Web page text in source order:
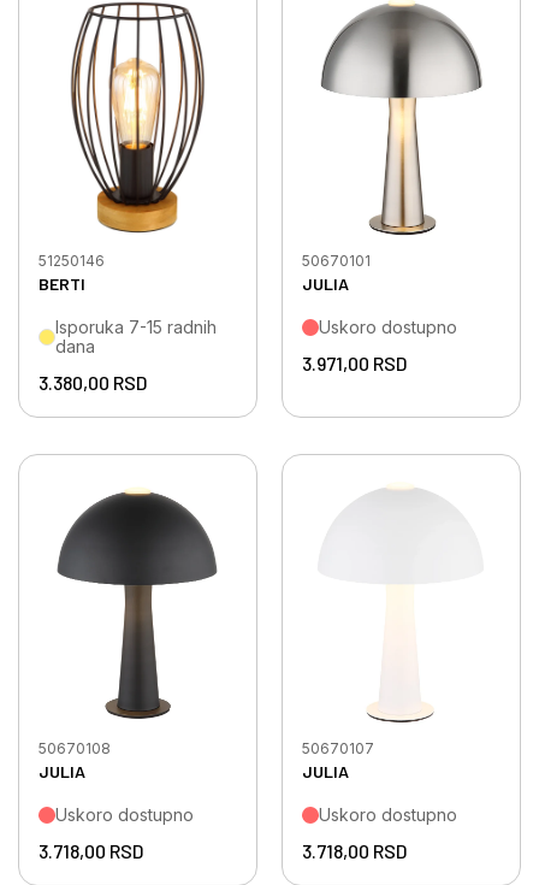
BERTI
51250146
Isporuka 7-15 radnih
dana
3.380,00 RSD
JULIA
50670101
Uskoro dostupno
3.971,00 RSD
JULIA
50670108
Uskoro dostupno
3.718,00 RSD
JULIA
50670107
Uskoro dostupno
3.718,00 RSD